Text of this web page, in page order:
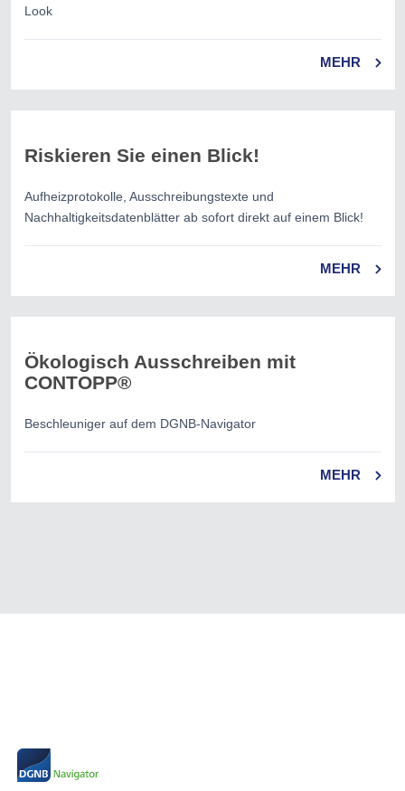
Look
MEHR
Riskieren Sie einen Blick!
Aufheizprotokolle, Ausschreibungstexte und
Nachhaltigkeitsdatenblätter ab sofort direkt auf einem Blick!
MEHR
Ökologisch Ausschreiben mit
CONTOPP®
Beschleuniger auf dem DGNB-Navigator
MEHR